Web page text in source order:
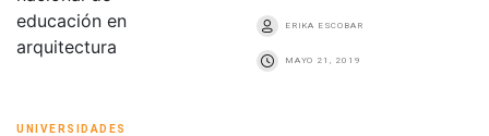
ERIKA ESCOBAR
MAYO 21, 2019
UNIVERSIDADES